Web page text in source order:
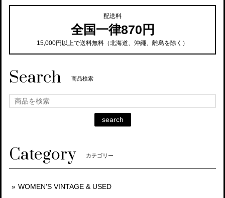
配送料
全国一律870円
15,000円以上で送料無料（北海道、沖繩、離島を除く）
Search 商品検索
search
Category カテゴリー
WOMEN'S VINTAGE & USED